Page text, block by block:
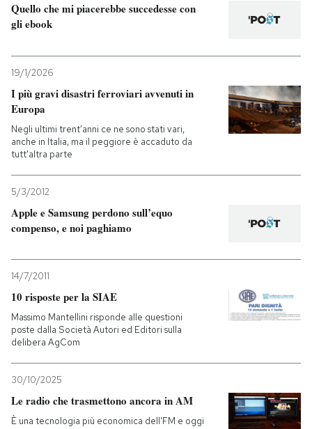
Quello che mi piacerebbe succedesse con
gli ebook
19/1/2026
I più gravi disastri ferroviari avvenuti in
Europa
Negli ultimi trent’anni ce ne sono stati vari,
anche in Italia, ma il peggiore è accaduto da
tutt'altra parte
5/3/2012
Apple e Samsung perdono sull’equo
compenso, e noi paghiamo
14/7/2011
10 risposte per la SIAE
Massimo Mantellini risponde alle questioni
poste dalla Società Autori ed Editori sulla
delibera AgCom
30/10/2025
Le radio che trasmettono ancora in AM
È una tecnologia più economica dell'FM e oggi